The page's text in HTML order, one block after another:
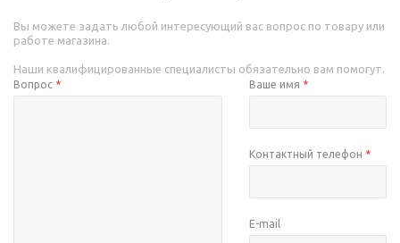
Вы можете задать любой интересующий вас вопрос по товару или
работе магазина.
Наши квалифицированные специалисты обязательно вам помогут.
Вопрос * Ваше имя *
Контактный телефон *
E-mail